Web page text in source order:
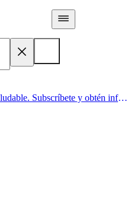
Acá comienza un estilo de vida saludable. Subscríbete y obtén información de primera mano